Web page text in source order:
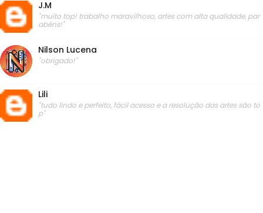
J.M
"muito top! trabalho maravilhoso, artes com alta qualidade, par
abéns!"
Nilson Lucena
"obrigado!"
Lili
"tudo lindo e perfeito, fácil acesso e a resolução das artes são to
p"